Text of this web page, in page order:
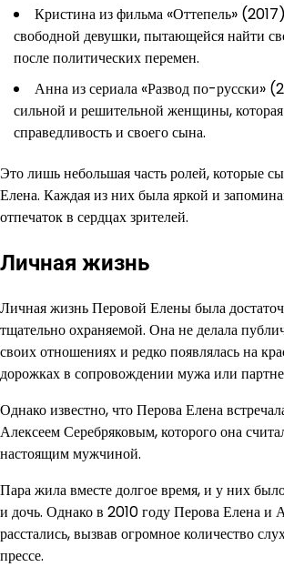
Кристина из фильма «Оттепель»
свободной девушки, пытающейся найти
после политических перемен.
Анна из сериала «Развод по-
сильной и решительной женщины, которая
справедливость и своего сына.
Это лишь небольшая часть ролей, которые
Елена. Каждая из них была яркой и
отпечаток в сердцах зрителей.
Личная жизнь
Личная жизнь Перовой Елены была
тщательно охраняемой. Она не делала
своих отношениях и редко появлялась на
дорожках в сопровождении мужа или
Однако известно, что Перова Елена
Алексеем Серебряковым, которого она
настоящим мужчиной.
Пара жила вместе долгое время, и у них
и дочь. Однако в 2010 году Перова Елена и
расстались, вызвав огромное количество
прессе.